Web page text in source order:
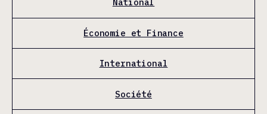
National
Économie et Finance
International
Société